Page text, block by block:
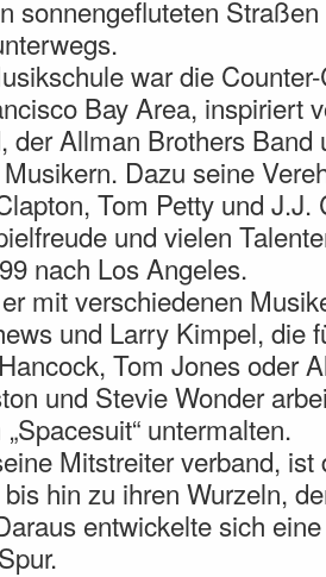
sonnengefluteten
war die
Bay Area, inspiriert
der Allman Brothers Band
Dazu seine
Tom Petty und J.J.
und vielen
nach Los Angeles.
mit verschiedenen
und Larry Kimpel, die
Tom Jones oder
und Stevie Wonder
untermalten.
Mitstreiter verband,
hin zu ihren Wurzeln,
entwickelte sich